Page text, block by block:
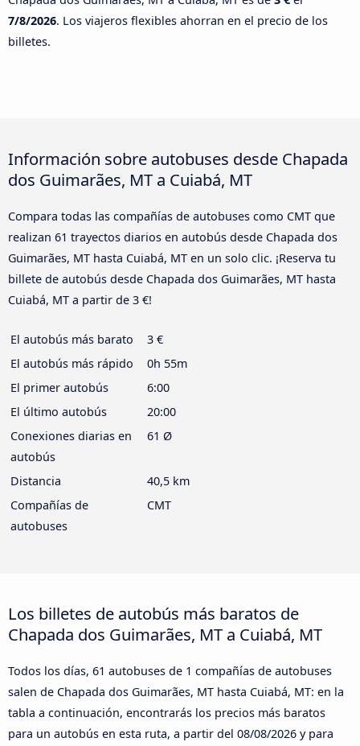
7/8/2026. Los viajeros flexibles ahorran en el precio de los
billetes.
Información sobre autobuses desde Chapada
dos Guimarães, MT a Cuiabá, MT
Compara todas las compañías de autobuses como CMT que
realizan 61 trayectos diarios en autobús desde Chapada dos
Guimarães, MT hasta Cuiabá, MT en un solo clic. ¡Reserva tu
billete de autobús desde Chapada dos Guimarães, MT hasta
Cuiabá, MT a partir de 3 €!
El autobús más barato
3 €
El autobús más rápido
0h 55m
El primer autobús
6:00
El último autobús
20:00
Conexiones diarias en
autobús
61 Ø
Distancia
40,5 km
Compañías de
autobuses
CMT
Los billetes de autobús más baratos de
Chapada dos Guimarães, MT a Cuiabá, MT
Todos los días, 61 autobuses de 1 compañías de autobuses
salen de Chapada dos Guimarães, MT hasta Cuiabá, MT: en la
tabla a continuación, encontrarás los precios más baratos
para un autobús en esta ruta, a partir del 08/08/2026 y para